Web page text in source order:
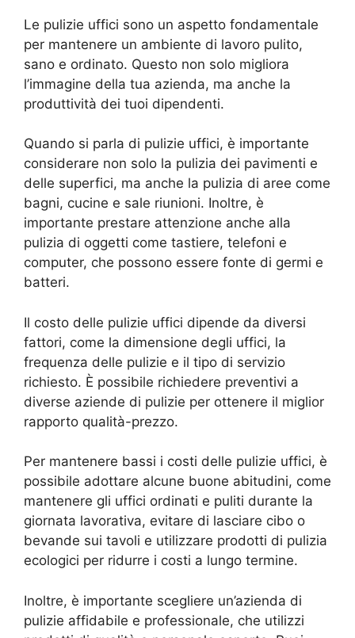
Le pulizie uffici sono un aspetto fondamentale
per mantenere un ambiente di lavoro pulito,
sano e ordinato. Questo non solo migliora
l’immagine della tua azienda, ma anche la
produttività dei tuoi dipendenti.
Quando si parla di pulizie uffici, è importante
considerare non solo la pulizia dei pavimenti e
delle superfici, ma anche la pulizia di aree come
bagni, cucine e sale riunioni. Inoltre, è
importante prestare attenzione anche alla
pulizia di oggetti come tastiere, telefoni e
computer, che possono essere fonte di germi e
batteri.
Il costo delle pulizie uffici dipende da diversi
fattori, come la dimensione degli uffici, la
frequenza delle pulizie e il tipo di servizio
richiesto. È possibile richiedere preventivi a
diverse aziende di pulizie per ottenere il miglior
rapporto qualità-prezzo.
Per mantenere bassi i costi delle pulizie uffici, è
possibile adottare alcune buone abitudini, come
mantenere gli uffici ordinati e puliti durante la
giornata lavorativa, evitare di lasciare cibo o
bevande sui tavoli e utilizzare prodotti di pulizia
ecologici per ridurre i costi a lungo termine.
Inoltre, è importante scegliere un’azienda di
pulizie affidabile e professionale, che utilizzi